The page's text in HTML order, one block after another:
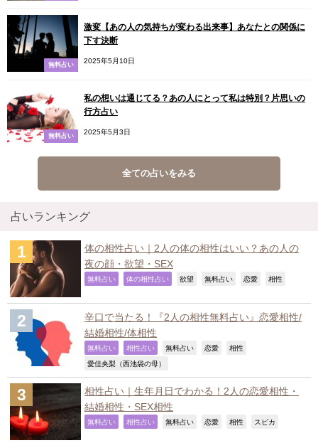
無料占い
激変【あの人の気持ちが変わる出来事】あなたとの関係に
下す決断
2025年5月10日
無料占い
私の想いは通じてる？あの人にとって私は特別？片思いの
行方占い
2025年5月3日
全ての占いをみる
占いランキング
体の相性占い｜2人の体の相性はいい？あの人の
夜の顔・欲望・SEX
無料占い 体の相性占い 欲望 無料占い 恋愛 相性
辛口で当たる！『2人の相性無料占い』恋愛相性/
結婚相性/体相性
無料占い 相性占い 無料占い 恋愛 相性
愛佳央梨（西池袋の母）
相性占い｜生年月日でわかる！2人の恋愛相性・
結婚相性・SEX相性
無料占い 相性占い 無料占い 恋愛 相性 スピカ